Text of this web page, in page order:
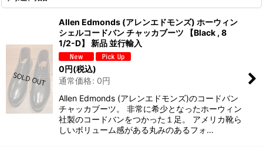
Allen Edmonds (アレンエドモンズ) ホーウィン
シェルコードバン チャッカブーツ 【Black , 8
1/2-D】 新品 並行輸入
0円(税込)
通常価格: 0円
Allen Edmonds (アレンエドモンズ)のコードバン
チャッカブーツ。 非常に希少となったホーウィン
社製のコードバンをつかった１足。 アメリカ靴ら
しいボリューム感がある丸みのあるフォ…